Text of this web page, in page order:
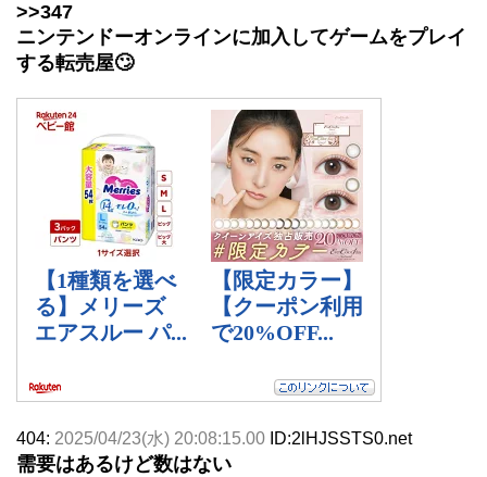
>>347
ニンテンドーオンラインに加入してゲームをプレイ
する転売屋🙄
404: 2025/04/23(水) 20:08:15.00 ID:2lHJSSTS0.net
需要はあるけど数はない